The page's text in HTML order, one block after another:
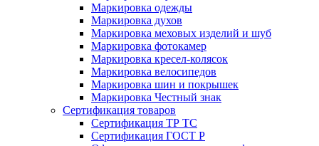
Маркировка одежды
Маркировка духов
Маркировка меховых изделий и шуб
Маркировка фотокамер
Маркировка кресел-колясок
Маркировка велосипедов
Маркировка шин и покрышек
Маркировка Честный знак
Сертификация товаров
Сертификация ТР ТС
Сертификация ГОСТ Р